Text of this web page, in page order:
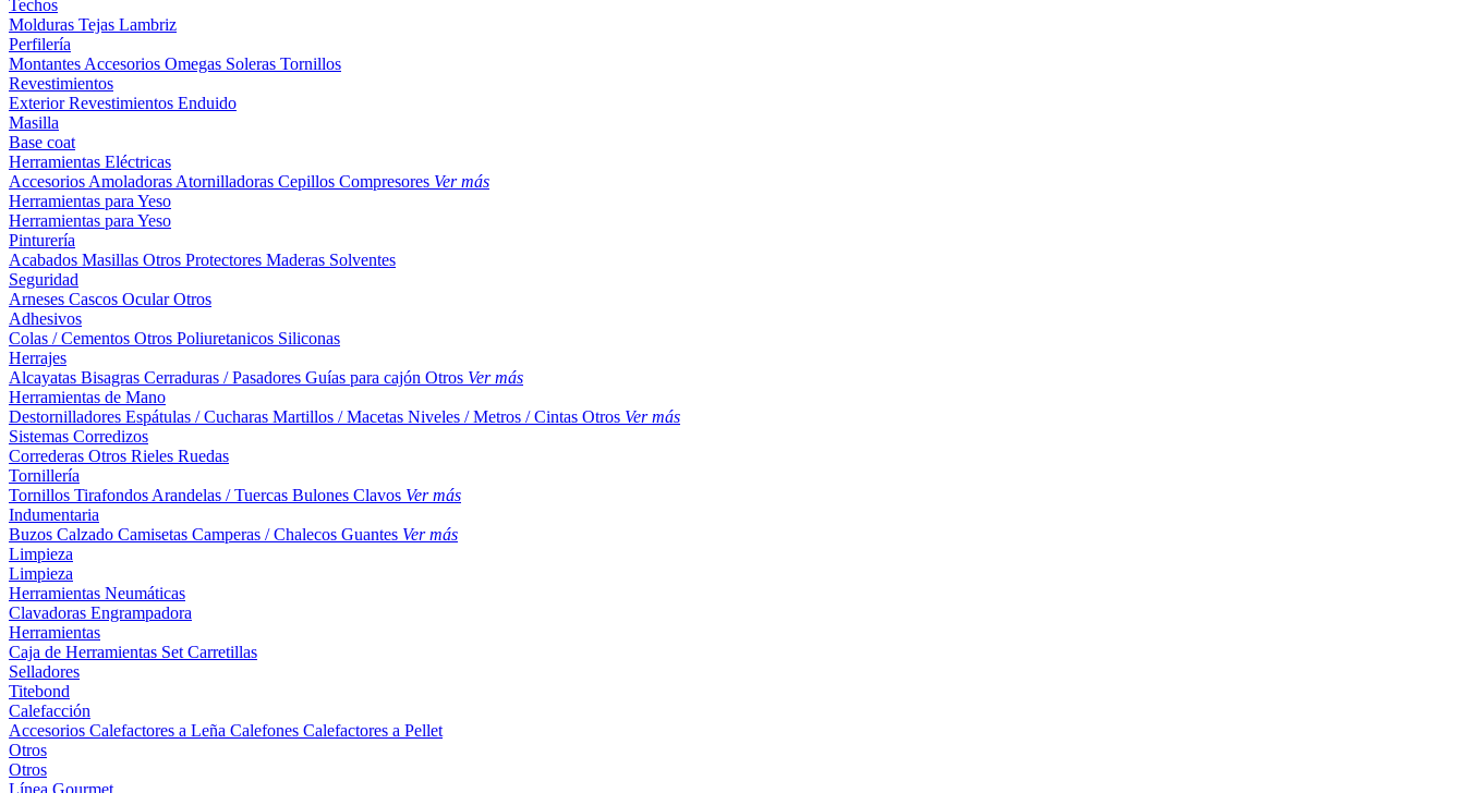
Techos
Molduras Tejas Lambriz
Perfilería
Montantes Accesorios Omegas Soleras Tornillos
Revestimientos
ExteriorRevestimientos Enduido
Masilla
Base coat
Herramientas Eléctricas
Accesorios Amoladoras Atornilladoras Cepillos Compresores Ver más
Herramientas para Yeso
Herramientas para Yeso
Pinturería
Acabados Masillas Otros Protectores Maderas Solventes
Seguridad
Arneses Cascos OcularOtros
Adhesivos
Colas / Cementos Otros Poliuretanicos Siliconas
Herrajes
Alcayatas Bisagras Cerraduras / Pasadores Guías para cajón Otros Ver más
Herramientas de Mano
Destornilladores Espátulas / Cucharas Martillos / Macetas Niveles / Metros / Cintas Otros Ver más
Sistemas Corredizos
Correderas Otros Rieles Ruedas
Tornillería
Tornillos Tirafondos Arandelas / Tuercas Bulones Clavos Ver más
Indumentaria
Buzos Calzado Camisetas Camperas / Chalecos Guantes Ver más
Limpieza
Limpieza
Herramientas Neumáticas
Clavadoras Engrampadora
Herramientas
Caja de Herramientas Set Carretillas
Selladores
Titebond
Calefacción
Accesorios Calefactores a Leña Calefones Calefactores a Pellet
Otros
Otros
Línea Gourmet